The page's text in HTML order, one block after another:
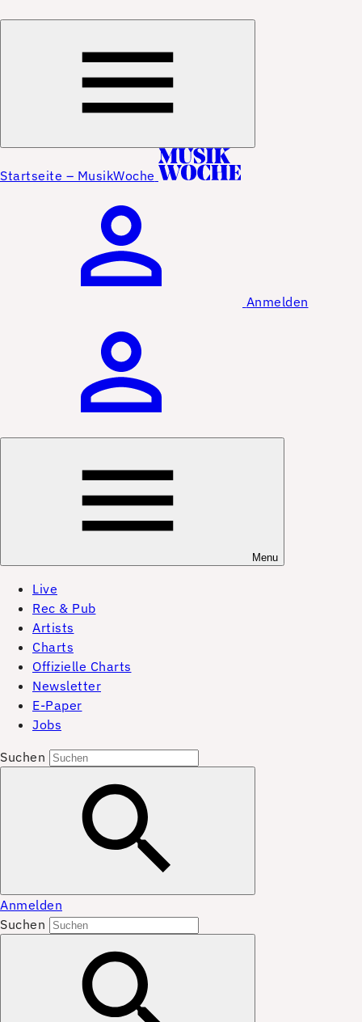
Startseite – MusikWoche
Anmelden
Menu
Live
Rec & Pub
Artists
Charts
Offizielle Charts
Newsletter
E-Paper
Jobs
Suchen
Anmelden
Suchen